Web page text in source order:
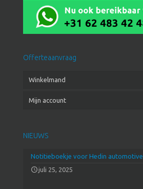
Offerteaanvraag
Winkelmand
Mijn account
NIEUWS
Notitieboekje voor Hedin automotive
juli 25, 2025